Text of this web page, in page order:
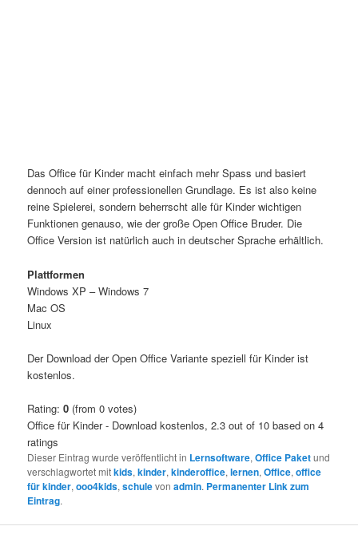
Das Office für Kinder macht einfach mehr Spass und basiert
dennoch auf einer professionellen Grundlage. Es ist also keine
reine Spielerei, sondern beherrscht alle für Kinder wichtigen
Funktionen genauso, wie der große Open Office Bruder. Die
Office Version ist natürlich auch in deutscher Sprache erhältlich.
Plattformen
Windows XP – Windows 7
Mac OS
Linux
Der Download der Open Office Variante speziell für Kinder ist
kostenlos.
Rating:0 (from 0 votes)
Office für Kinder - Download kostenlos,2.3 out of 10 based on4
ratings
Dieser Eintrag wurde veröffentlicht in Lernsoftware,Office Paketund
verschlagwortet mitkids,kinder,kinderoffice,lernen,Office,office
für kinder,ooo4kids,schulevonadmin. Permanenter Link zum
Eintrag.